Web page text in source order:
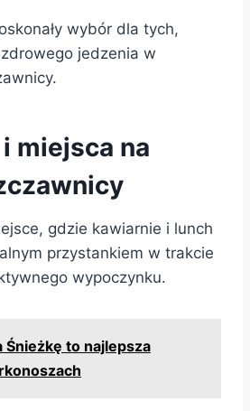
wybór dla tych,
jedzenia w
miejsca na
gdzie kawiarnie i lunch
przystankiem w trakcie
wypoczynku.
Śnieżkę to najlepsza